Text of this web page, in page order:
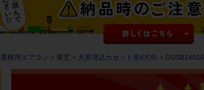
業務用エアコン > 東芝 > 天井埋込カセット形4方向 >